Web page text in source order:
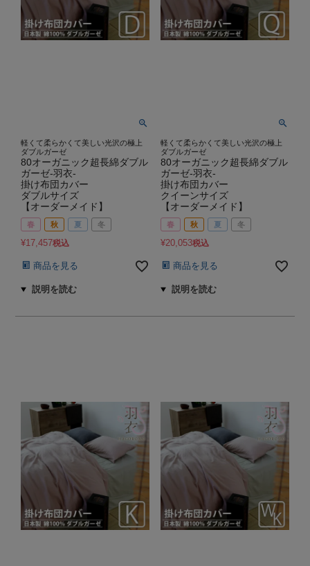
軽くて柔らかくて美しい光沢の極上
ダブルガーゼ
80オーガニック超長綿ダブル
ガーゼ-羽衣-
掛け布団カバー
ダブルサイズ
【オーダーメイド】
春 秋 夏 冬
¥17,457税込
商品を見る
軽くて柔らかくて美しい光沢の極上
ダブルガーゼ
80オーガニック超長綿ダブル
ガーゼ-羽衣-
掛け布団カバー
クイーンサイズ
【オーダーメイド】
春 秋 夏 冬
¥20,053税込
商品を見る